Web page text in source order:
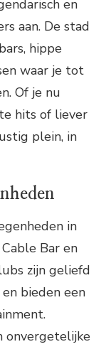
en
aan. De stad
hippe
waar je tot
Of je nu
hits of liever
plein, in
in
Bar en
zijn geliefd
bieden een
onvergetelijke